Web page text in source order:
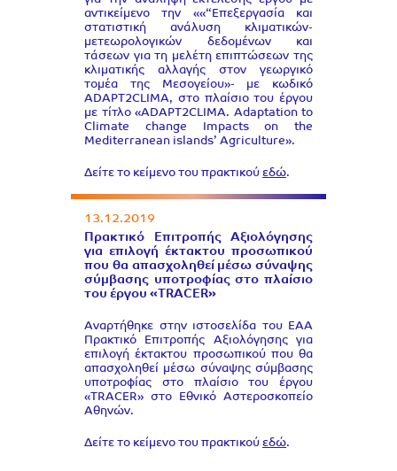
αντικείμενο την ««“Επεξεργασία και
στατιστική ανάλυση κλιματικών-
μετεωρολογικών δεδομένων και
τάσεων για τη μελέτη επιπτώσεων της
κλιματικής αλλαγής στον γεωργικό
τομέα της Μεσογείου»- με κωδικό
ADAPT2CLIMA, στο πλαίσιο του έργου
με τίτλο «ADAPT2CLIMA. Adaptation to
Climate change Impacts on the
Mediterranean islands’ Agriculture».
Δείτε το κείμενο του πρακτικού εδώ.
13.12.2019
Πρακτικό Επιτροπής Αξιολόγησης
για επιλογή έκτακτου προσωπικού
που θα απασχοληθεί μέσω σύναψης
σύμβασης υποτροφίας στο πλαίσιο
του έργου «TRACER»
Αναρτήθηκε στην ιστοσελίδα του ΕΑΑ
Πρακτικό Επιτροπής Αξιολόγησης για
επιλογή έκτακτου προσωπικού που θα
απασχοληθεί μέσω σύναψης σύμβασης
υποτροφίας στο πλαίσιο του έργου
«TRACER» στο Εθνικό Αστεροσκοπείο
Αθηνών.
Δείτε το κείμενο του πρακτικού εδώ.